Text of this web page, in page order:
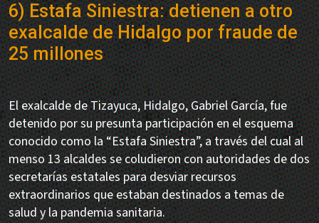
6) Estafa Siniestra: detienen a otro
exalcalde de Hidalgo por fraude de
25 millones
El exalcalde de Tizayuca, Hidalgo, Gabriel García, fue
detenido por su presunta participación en el esquema
conocido como la “Estafa Siniestra”, a través del cual al
menso 13 alcaldes se coludieron con autoridades de dos
secretarías estatales para desviar recursos
extraordinarios que estaban destinados a temas de
salud y la pandemia sanitaria.